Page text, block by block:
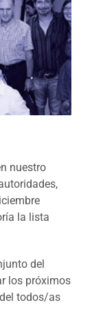
nuestro
la lista
del
los próximos
todos/as